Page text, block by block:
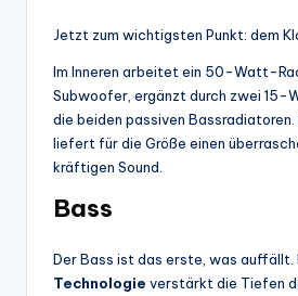
Jetzt zum wichtigsten Punkt: dem
Im Inneren arbeitet ein 50-Watt-
Subwoofer, ergänzt durch zwei 15-
die beiden passiven Bassradiatoren.
liefert für die Größe einen
kräftigen Sound.
Bass
Der Bass ist das erste, was auffällt.
Technologie verstärkt die Tiefen